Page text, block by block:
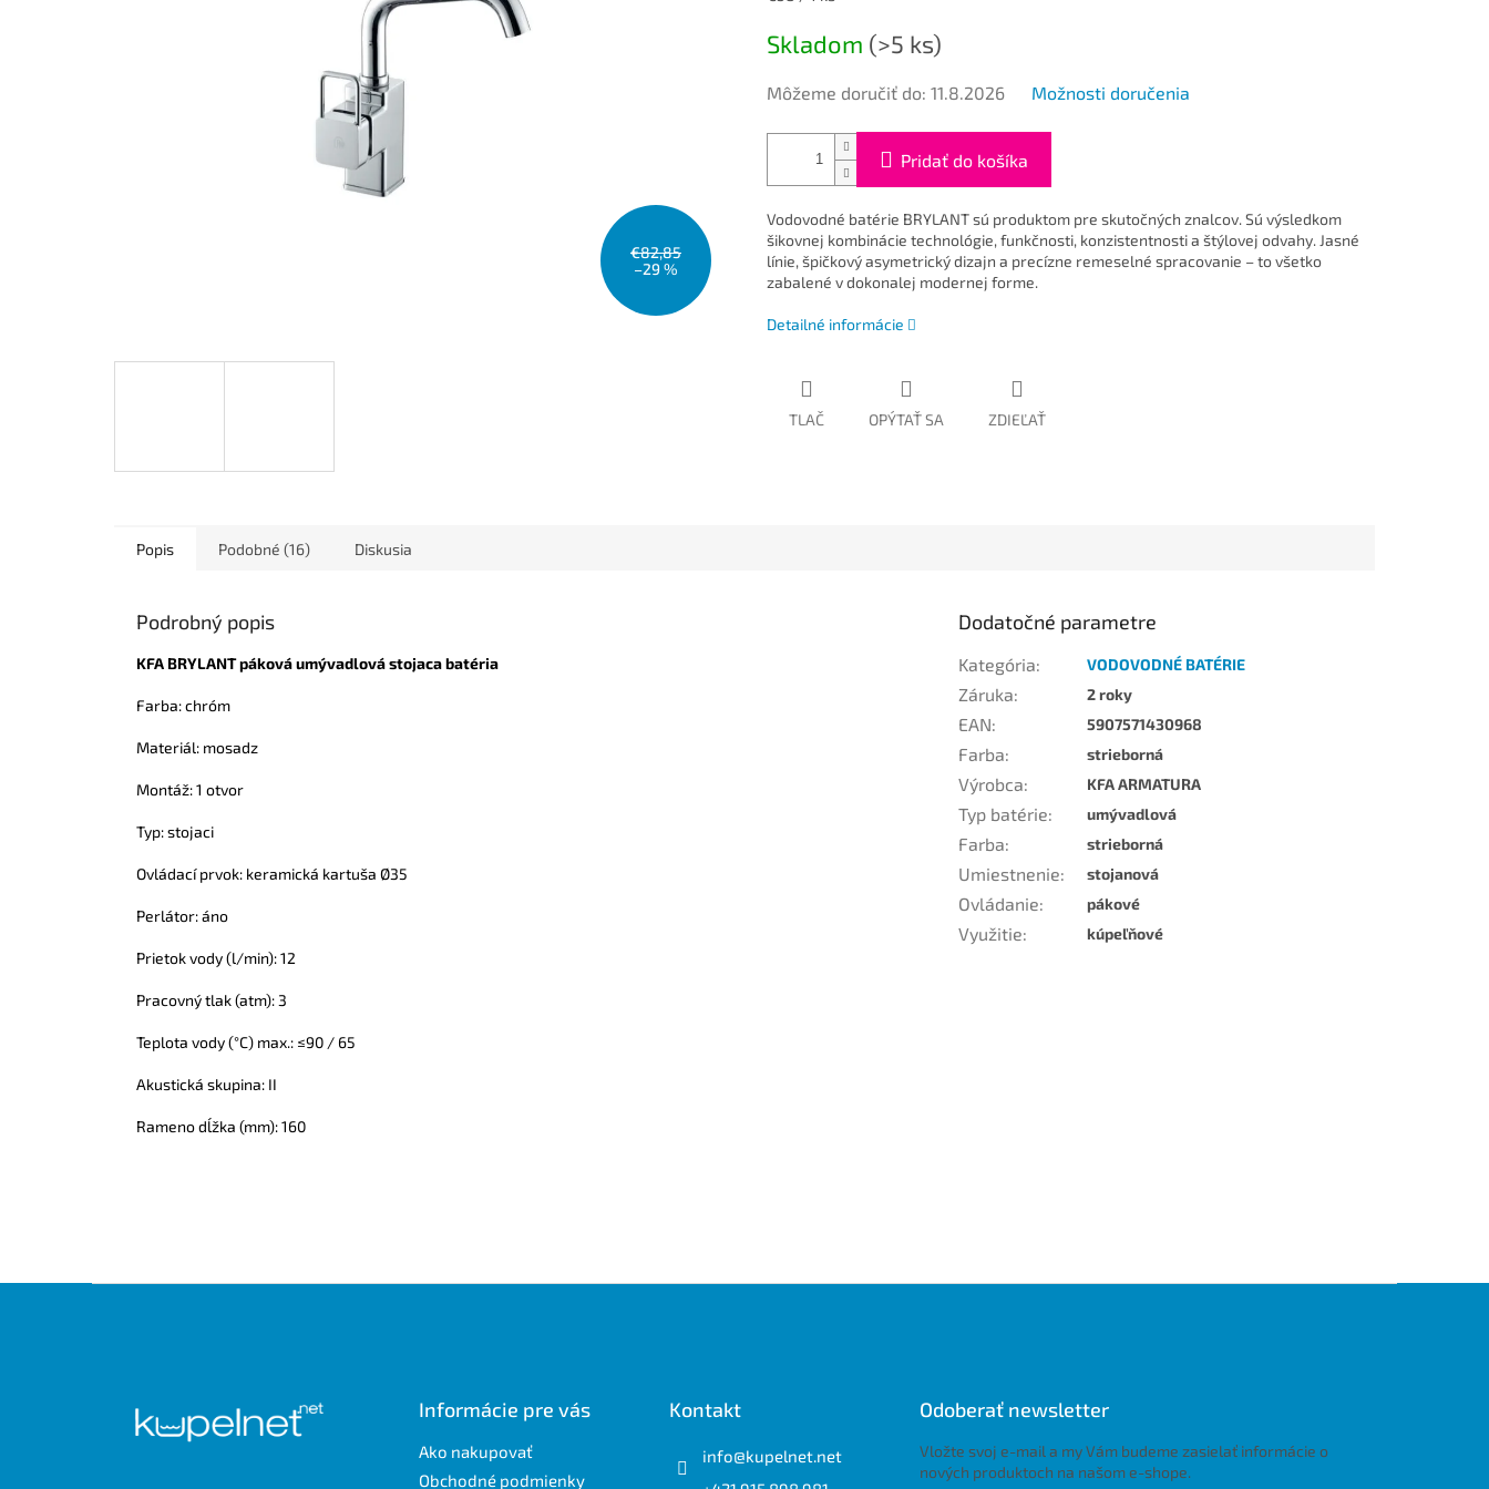
€82,85
–29 %
Skladom (>5 ks)
Môžeme doručiť do: 11.8.2026 Možnosti doručenia
Pridať do košíka
Vodovodné batérie BRYLANT sú produktom pre skutočných znalcov. Sú výsledkom
šikovnej kombinácie technológie, funkčnosti, konzistentnosti a štýlovej odvahy. Jasné
línie, špičkový asymetrický dizajn a precízne remeselné spracovanie – to všetko
zabalené v dokonalej modernej forme.
Detailné informácie
TLAČ OPÝTAŤ SA ZDIEĽAŤ
Popis Podobné (16) Diskusia
Podrobný popis
KFA BRYLANT páková umývadlová stojaca batéria
Farba: chróm
Materiál: mosadz
Montáž: 1 otvor
Typ: stojaci
Ovládací prvok: keramická kartuša Ø35
Perlátor: áno
Prietok vody (l/min): 12
Pracovný tlak (atm): 3
Teplota vody (°C) max.: ≤90 / 65
Akustická skupina: II
Rameno dĺžka (mm): 160
Dodatočné parametre
Kategória: VODOVODNÉ BATÉRIE
Záruka: 2 roky
EAN: 5907571430968
Farba: strieborná
Výrobca: KFA ARMATURA
Typ batérie: umývadlová
Farba: strieborná
Umiestnenie: stojanová
Ovládanie: pákové
Využitie: kúpeľňové
Informácie pre vás
Ako nakupovať
Obchodné podmienky
Kontakt
info@kupelnet.net
Odoberať newsletter
Vložte svoj e-mail a my Vám budeme zasielať informácie o
nových produktoch na našom e-shope.